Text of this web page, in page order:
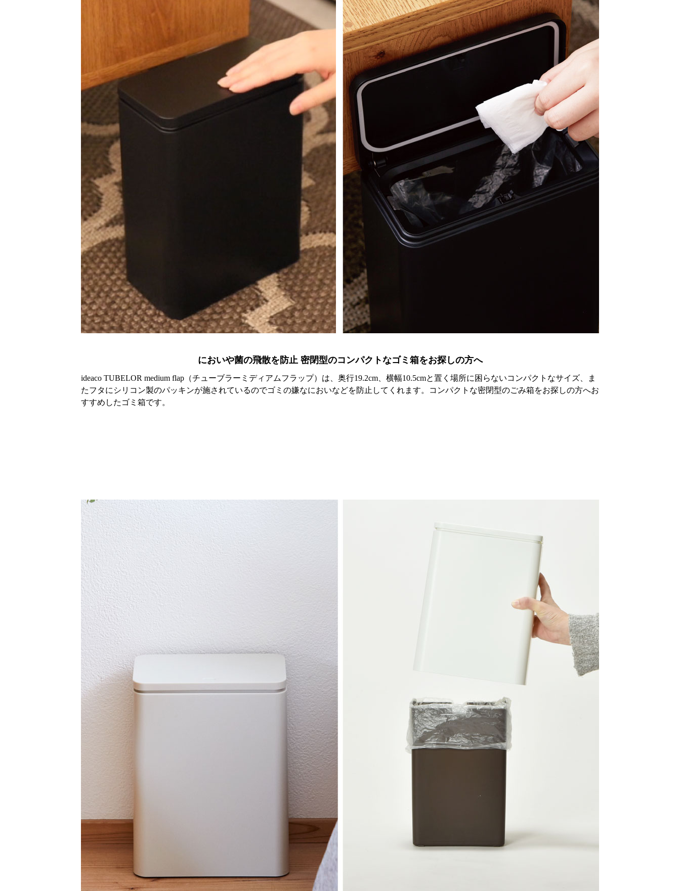
においや菌の飛散を防止 密閉型のコンパクトなゴミ箱をお探しの方へ
ideaco TUBELOR medium flap（チューブラーミディアムフラップ）は、奥行19.2cm、横幅10.5cmと置く場所に困らないコンパクトなサイズ、ま
たフタにシリコン製のパッキンが施されているのでゴミの嫌なにおいなどを防止してくれます。コンパクトな密閉型のごみ箱をお探しの方へお
すすめしたゴミ箱です。